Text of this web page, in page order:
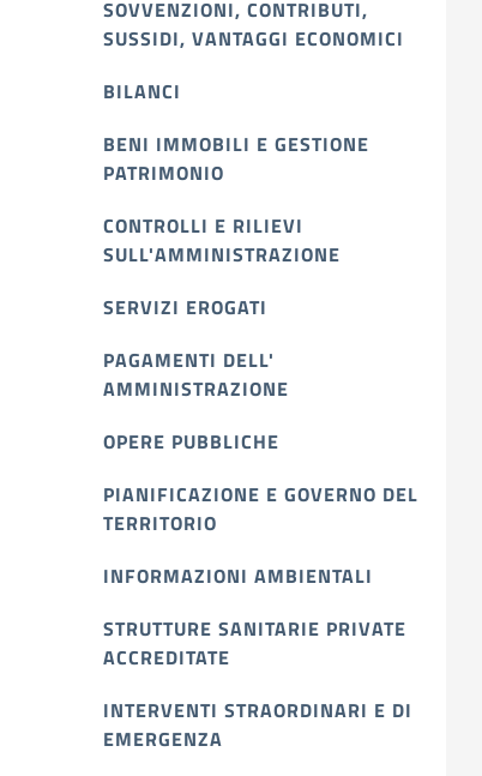
SOVVENZIONI, CONTRIBUTI,
SUSSIDI, VANTAGGI ECONOMICI
BILANCI
BENI IMMOBILI E GESTIONE
PATRIMONIO
CONTROLLI E RILIEVI
SULL'AMMINISTRAZIONE
SERVIZI EROGATI
PAGAMENTI DELL'
AMMINISTRAZIONE
OPERE PUBBLICHE
PIANIFICAZIONE E GOVERNO DEL
TERRITORIO
INFORMAZIONI AMBIENTALI
STRUTTURE SANITARIE PRIVATE
ACCREDITATE
INTERVENTI STRAORDINARI E DI
EMERGENZA